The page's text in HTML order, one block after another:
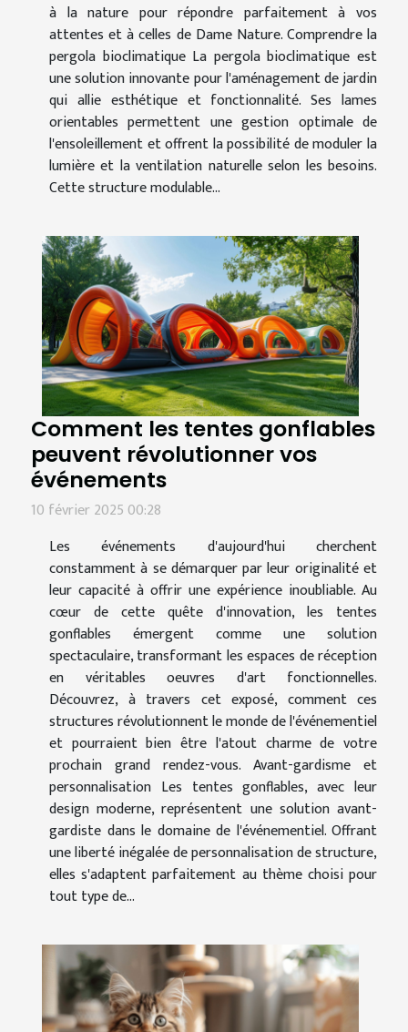
à la nature pour répondre parfaitement à vos
attentes et à celles de Dame Nature. Comprendre la
pergola bioclimatique La pergola bioclimatique est
une solution innovante pour l'aménagement de jardin
qui allie esthétique et fonctionnalité. Ses lames
orientables permettent une gestion optimale de
l'ensoleillement et offrent la possibilité de moduler la
lumière et la ventilation naturelle selon les besoins.
Cette structure modulable...
Comment les tentes gonflables
peuvent révolutionner vos
événements
10 février 2025 00:28
Les événements d'aujourd'hui cherchent
constamment à se démarquer par leur originalité et
leur capacité à offrir une expérience inoubliable. Au
cœur de cette quête d'innovation, les tentes
gonflables émergent comme une solution
spectaculaire, transformant les espaces de réception
en véritables oeuvres d'art fonctionnelles.
Découvrez, à travers cet exposé, comment ces
structures révolutionnent le monde de l'événementiel
et pourraient bien être l'atout charme de votre
prochain grand rendez-vous. Avant-gardisme et
personnalisation Les tentes gonflables, avec leur
design moderne, représentent une solution avant-
gardiste dans le domaine de l'événementiel. Offrant
une liberté inégalée de personnalisation de structure,
elles s'adaptent parfaitement au thème choisi pour
tout type de...